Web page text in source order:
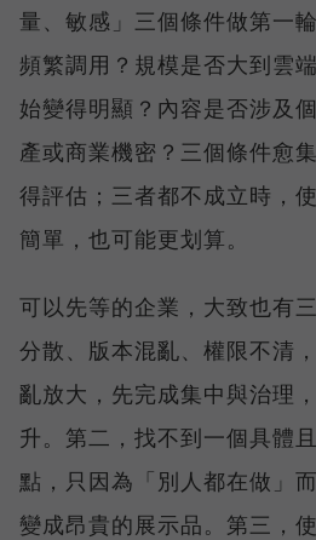
量、敏感」三個條件做第一
頻繁調用？規模是否大到雲
始變得明顯？內容是否涉及
產或商業機密？三個條件愈
得評估；三者都不成立時，
簡單，也可能更划算。
可以先等的企業，大致也有
分散、版本混亂、權限不清
亂放大，先完成集中與治理
升。第二，找不到一個具體
點，只因為「別人都在做」
變成昂貴的展示品。第三，